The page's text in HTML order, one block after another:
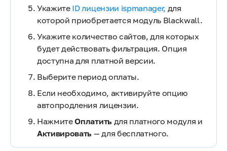
Укажите ID лицензии ispmanager, для
которой приобретается модуль Blackwall.
Укажите количество сайтов, для которых
будет действовать фильтрация. Опция
доступна для платной версии.
Выберите период оплаты.
Если необходимо, активируйте опцию
автопродления лицензии.
НажмитеОплатить для платного модуля и
Активировать — для бесплатного.